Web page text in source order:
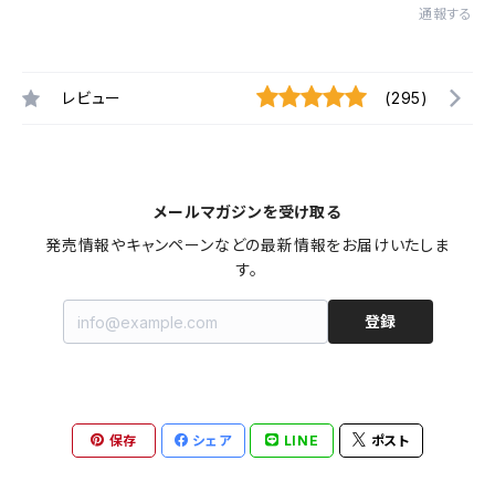
通報する
レビュー (295)
メールマガジンを受け取る
発売情報やキャンペーンなどの最新情報をお届けいたしま
す。
登録
保存 シェア LINE ポスト